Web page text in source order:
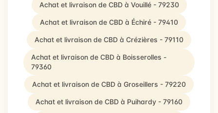
Achat et livraison de CBD à Vouillé - 79230
Achat et livraison de CBD à Échiré - 79410
Achat et livraison de CBD à Crézières - 79110
Achat et livraison de CBD à Boisserolles -
79360
Achat et livraison de CBD à Groseillers - 79220
Achat et livraison de CBD à Puihardy - 79160